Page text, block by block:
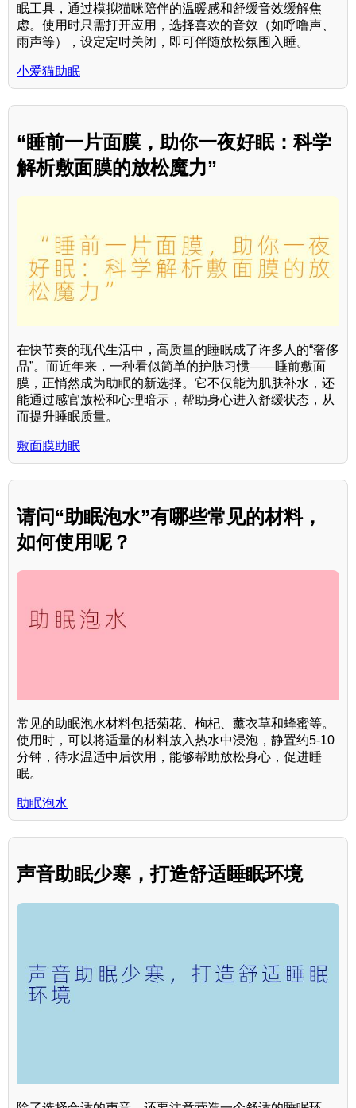
眠工具，通过模拟猫咪陪伴的温暖感和舒缓音效缓解焦
虑。使用时只需打开应用，选择喜欢的音效（如呼噜声、
雨声等），设定定时关闭，即可伴随放松氛围入睡。
小爱猫助眠
“睡前一片面膜，助你一夜好眠：科学
解析敷面膜的放松魔力”
在快节奏的现代生活中，高质量的睡眠成了许多人的“奢侈
品”。而近年来，一种看似简单的护肤习惯——睡前敷面
膜，正悄然成为助眠的新选择。它不仅能为肌肤补水，还
能通过感官放松和心理暗示，帮助身心进入舒缓状态，从
而提升睡眠质量。
敷面膜助眠
请问“助眠泡水”有哪些常见的材料，
如何使用呢？
常见的助眠泡水材料包括菊花、枸杞、薰衣草和蜂蜜等。
使用时，可以将适量的材料放入热水中浸泡，静置约5-10
分钟，待水温适中后饮用，能够帮助放松身心，促进睡
眠。
助眠泡水
声音助眠少寒，打造舒适睡眠环境